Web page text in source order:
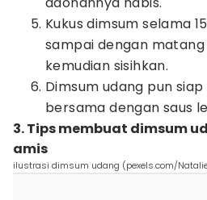
Kukus dimsum selama
sampai dengan
kemudian sisihkan.
Dimsum udang pun
bersama dengan saus
3. Tips membuat dimsum
amis
ilustrasi dimsum udang (pexels.com/